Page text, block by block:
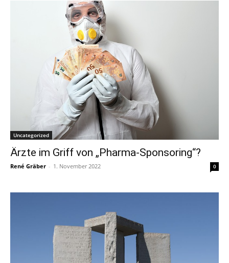
Uncategorized
Ärzte im Griff von „Pharma-Sponsoring“?
René Gräber - 1. November 2022 0